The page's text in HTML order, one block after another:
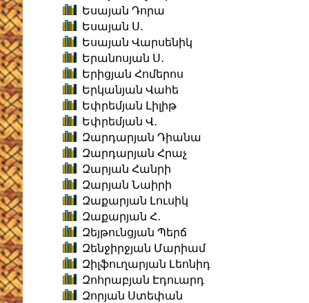
Եսայան Դորա
Եսայան Ս․
Եսայան Վարսենիկ
Երանոսյան Ս․
Երիցյան Հոմերոս
Երկանյան Վահե
Եփրեմյան Լիլիթ
Եփրեմյան Վ․
Զարդարյան Դիանա
Զարդարյան Հրաչ
Զարյան Հանրի
Զարյան Նաիրի
Զաքարյան Լուսիկ
Զաքարյան Հ․
Զեյթունցյան Պերճ
Զենջիրջյան Մարիամ
Զիլֆուղարյան Լեոնիդ
Զոհրաբյան Էդուարդ
Զորյան Ստեփան